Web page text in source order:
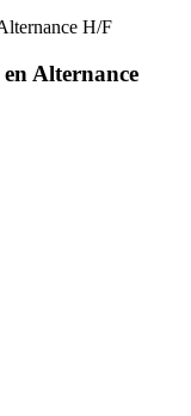
H/F
Alternance